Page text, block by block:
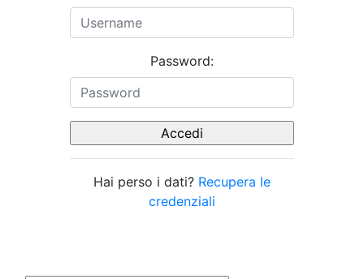
Password:
Hai perso i dati? Recupera le
credenziali